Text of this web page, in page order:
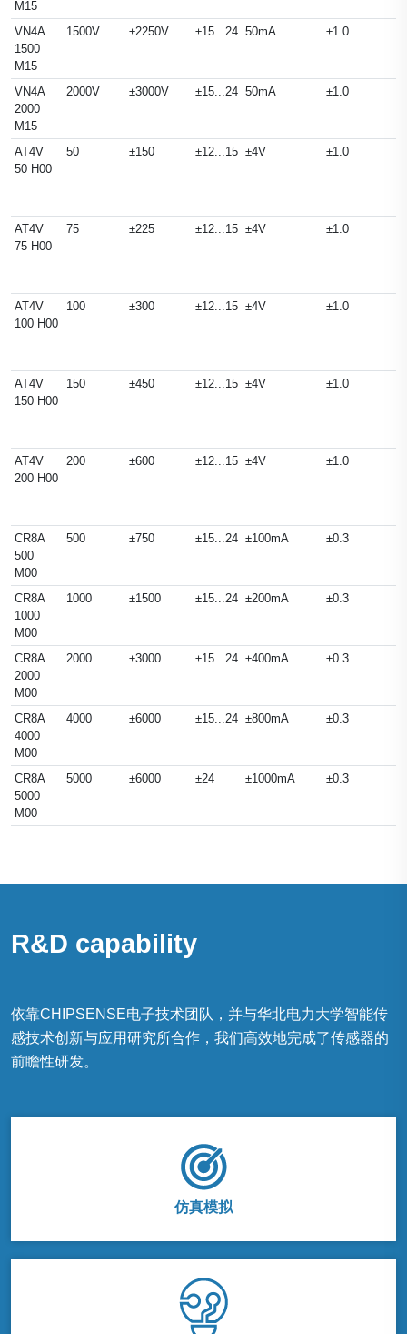
M15
VN4A
1500
M15
1500V ±2250V ±15...24 50mA ±1.0
VN4A
2000
M15
2000V ±3000V ±15...24 50mA ±1.0
AT4V
50 H00
50 ±150 ±12...15 ±4V ±1.0
AT4V
75 H00
75 ±225 ±12...15 ±4V ±1.0
AT4V
100 H00
100 ±300 ±12...15 ±4V ±1.0
AT4V
150 H00
150 ±450 ±12...15 ±4V ±1.0
AT4V
200 H00
200 ±600 ±12...15 ±4V ±1.0
CR8A
500
M00
500 ±750 ±15...24 ±100mA ±0.3
CR8A
1000
M00
1000 ±1500 ±15...24 ±200mA ±0.3
CR8A
2000
M00
2000 ±3000 ±15...24 ±400mA ±0.3
CR8A
4000
M00
4000 ±6000 ±15...24 ±800mA ±0.3
CR8A
5000
M00
5000 ±6000 ±24 ±1000mA ±0.3
R&D capability
依靠CHIPSENSE电子技术团队，并与华北电力大学智能传
感技术创新与应用研究所合作，我们高效地完成了传感器的
前瞻性研发。
仿真模拟